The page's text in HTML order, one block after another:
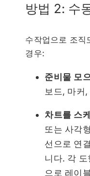
방법 2: 수
수작업으로 조직
경우:
준비물 모
보드, 마커
차트를 스
또는 사각
선으로 연
니다. 각
으로 레이